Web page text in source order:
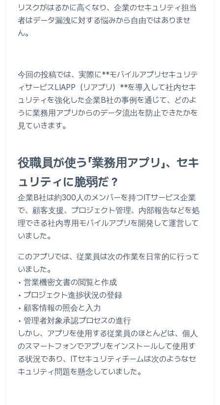
リスクがはるかに高くなり、企業のセキュリティ担当
者はデータ漏洩に対する悩みから自由ではありませ
ん。
今回の投稿では、実際に**モバイルアプリセキュリテ
ィサービスLIAPP（リアプリ）**を導入して社内セキ
ュリティを強化した企業B社の事例を通じて、どのよ
うに業務用アプリからのデータ流出を防止できたかを
見ていきます。
役職員が使う「業務用アプリ」、セキ
ュリティに脆弱だ？
企業B社は約300人のメンバーを持つITサービス企業
で、顧客支援、プロジェクト管理、内部報告などを処
理できる社内専用モバイルアプリを開発して運営して
いました。
このアプリでは、従業員は次の作業を日常的に行って
いました。
• 営業機密文書の閲覧と作成
• プロジェクト進捗状況の登録
• 顧客情報の照会と入力
• 管理者対象承認プロセスの進行
しかし、アプリを使用する従業員のほとんどは、個人
のスマートフォンでアプリをインストールして使用す
る状況であり、ITセキュリティチームは次のようなセ
キュリティ問題を懸念していました。